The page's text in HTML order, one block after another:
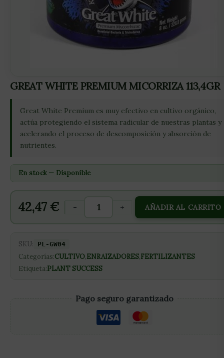
GREAT WHITE PREMIUM MICORRIZA 113,4GR
Great White Premium es muy efectivo en cultivo orgánico,
actúa protegiendo el sistema radicular de nuestras plantas y
acelerando el proceso de descomposición y absorción de
nutrientes.
En stock — Disponible
42,47 € - + AÑADIR AL CARRITO
SKU: PL-GW04
Categorías:CULTIVO,ENRAIZADORES,FERTILIZANTES
Etiqueta:PLANT SUCCESS
Pago seguro garantizado